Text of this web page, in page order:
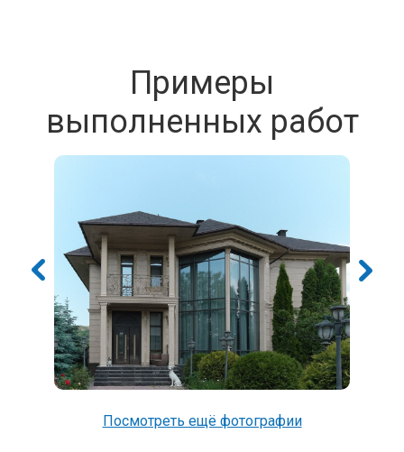
Примеры
выполненных работ
Посмотреть ещё фотографии